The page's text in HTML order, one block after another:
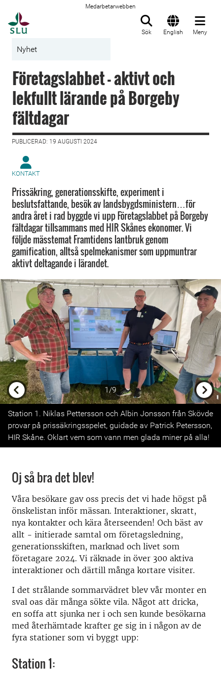
Medarbetarwebben
Sök English Meny
Nyhet
Företagslabbet - aktivt och
lekfullt lärande på Borgeby
fältdagar
PUBLICERAD: 19 AUGUSTI 2024
KONTAKT
Prissäkring, generationsskifte, experiment i
beslutsfattande, besök av landsbygdsministern…för
andra året i rad byggde vi upp Företagslabbet på Borgeby
fältdagar tillsammans med HIR Skånes ekonomer. Vi
följde mässtemat Framtidens lantbruk genom
gamification, alltså spelmekanismer som uppmuntrar
aktivt deltagande i lärandet.
1/9
Previous
Next
Station 1. Niklas Pettersson och Albin Jonsson från Skövde
provar på prissäkringsspelet, guidade av Patrick Petersson,
HIR Skåne. Oklart vem som vann men glada miner på alla!
Oj så bra det blev!
Våra besökare gav oss precis det vi hade högst på
önskelistan inför mässan. Interaktioner, skratt,
nya kontakter och kära återseenden! Och bäst av
allt - initierade samtal om företagsledning,
generationsskiften, marknad och livet som
företagare 2024. Vi räknade in över 300 aktiva
interaktioner och därtill många kortare visiter.
I det strålande sommarvädret blev vår monter en
sval oas där många sökte vila. Något att dricka,
en soffa att sjunka ner i och sen kunde besökarna
med återhämtade krafter ge sig in i någon av de
fyra stationer som vi byggt upp:
Station 1: